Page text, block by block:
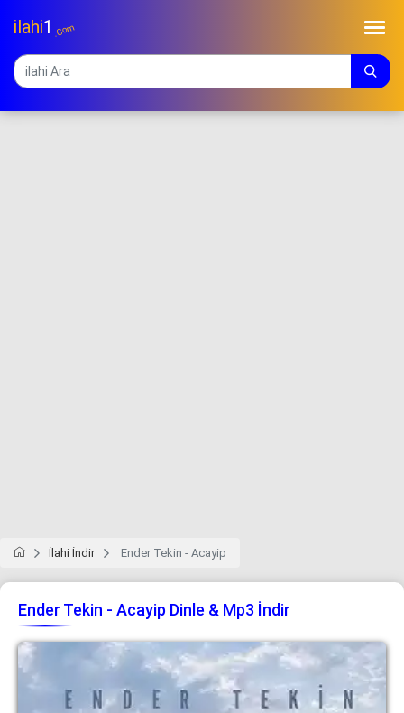
ilahi1 .Com
İlahi İndir Ender Tekin - Acayip
Ender Tekin - Acayip Dinle & Mp3 İndir